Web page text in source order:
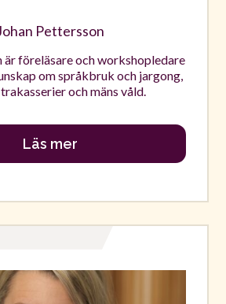
Pettersson
är föreläsare och workshopledare
om språkbruk och jargong,
och mäns våld.
Läs mer